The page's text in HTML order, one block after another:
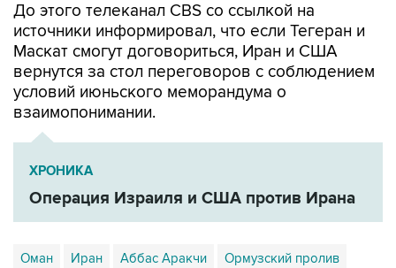
До этого телеканал CBS со ссылкой на
источники информировал, что если Тегеран и
Маскат смогут договориться, Иран и США
вернутся за стол переговоров с соблюдением
условий июньского меморандума о
взаимопонимании.
ХРОНИКА
Операция Израиля и США против Ирана
Оман Иран Аббас Аракчи Ормузский пролив